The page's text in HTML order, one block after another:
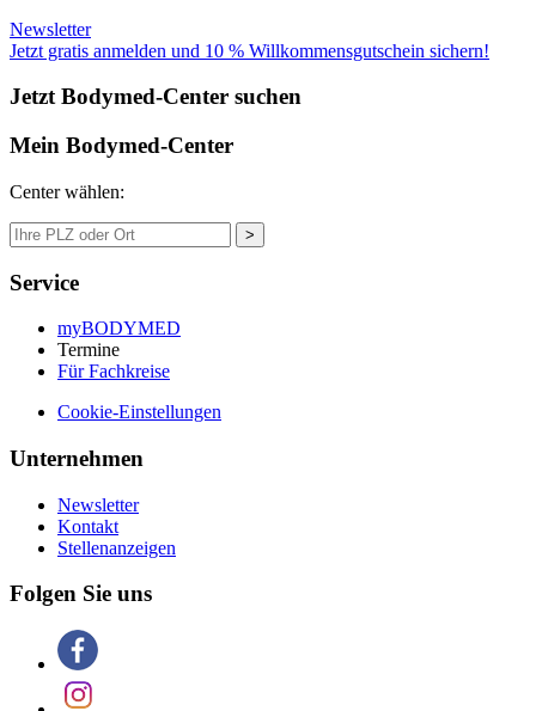
Newsletter
Jetzt gratis anmelden und 10 % Willkommensgutschein sichern!
Jetzt Bodymed-Center suchen
Mein Bodymed-Center
Center wählen:
>
Service
myBODYMED
Termine
Für Fachkreise
Cookie-Einstellungen
Unternehmen
Newsletter
Kontakt
Stellenanzeigen
Folgen Sie uns